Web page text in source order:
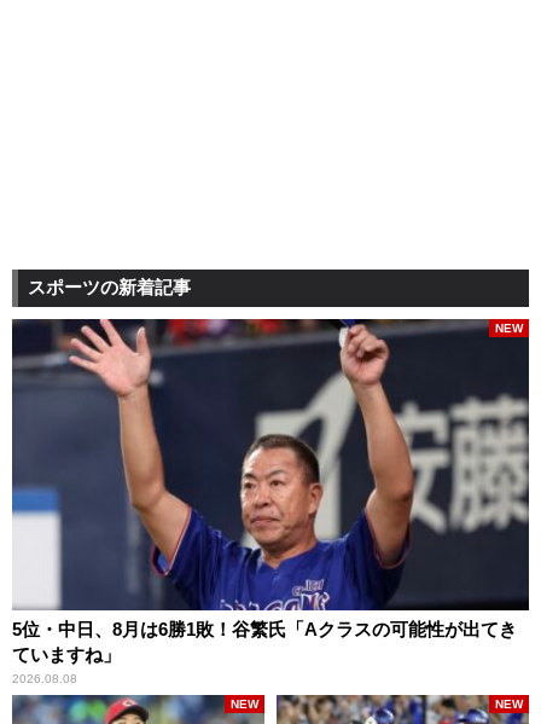
スポーツの新着記事
5位・中日、8月は6勝1敗！谷繁氏「Aクラスの可能性が出てき
ていますね」
2026.08.08
NEW
NEW NEW